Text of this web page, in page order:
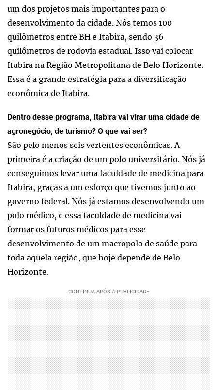
um dos projetos mais importantes para o
desenvolvimento da cidade. Nós temos 100
quilômetros entre BH e Itabira, sendo 36
quilômetros de rodovia estadual. Isso vai colocar
Itabira na Região Metropolitana de Belo Horizonte.
Essa é a grande estratégia para a diversificação
econômica de Itabira.
Dentro desse programa, Itabira vai virar uma cidade de
agronegócio, de turismo? O que vai ser?
São pelo menos seis vertentes econômicas. A
primeira é a criação de um polo universitário. Nós já
conseguimos levar uma faculdade de medicina para
Itabira, graças a um esforço que tivemos junto ao
governo federal. Nós já estamos desenvolvendo um
polo médico, e essa faculdade de medicina vai
formar os futuros médicos para esse
desenvolvimento de um macropolo de saúde para
toda aquela região, que hoje depende de Belo
Horizonte.